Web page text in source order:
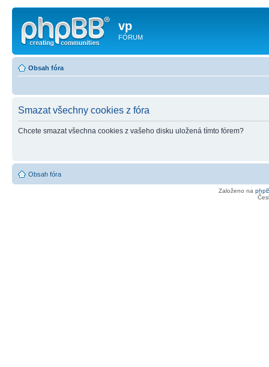
vp
FÓRUM
Obsah fóra
Smazat všechny cookies z fóra
Chcete smazat všechna cookies z vašeho disku uložená tímto fórem?
Obsah fóra
Založeno na